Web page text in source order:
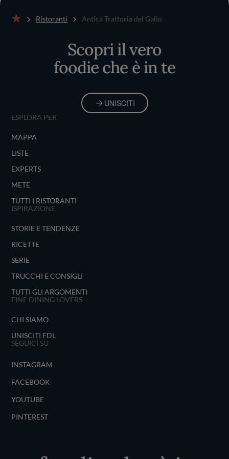
Ristoranti Antica Trattoria del Gallo
Scopri il vero
foodie che è in te
UNISCITI
ESPLORA PER
MAPPA
LISTE
EXPERTS
METE
TUTTI I RISTORANTI
ISPIRAZIONE
STORIE E TENDENZE
RICETTE
SERIE
TRUCCHI E CONSIGLI
TUTTI GLI ARGOMENTI
FINE DINING LOVERS
CHI SIAMO
UNISCITI FDL
SEGUICI SU
INSTAGRAM
FACEBOOK
YOUTUBE
PINTEREST